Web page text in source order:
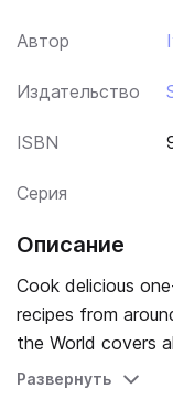
Автор
Издательство
ISBN
Серия
Описание
Cook delicious
recipes from around the world
the World covers
new recipes. The
Развернуть